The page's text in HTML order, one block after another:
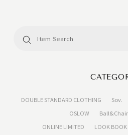
DOUBLE STANDARD CLOTHING Sov.
OSLOW
ONLINE LIMITED
LOOK BOOK